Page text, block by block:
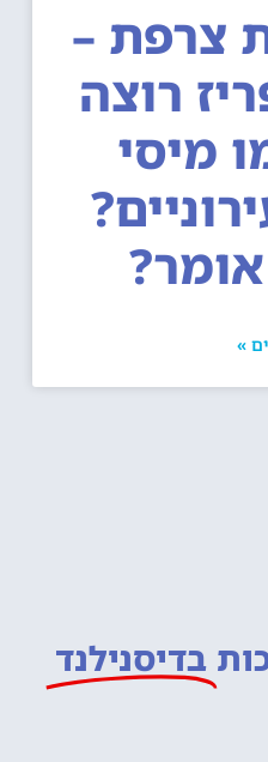
צרפת –
רוצה
מיסי
»
בדיסנילנד